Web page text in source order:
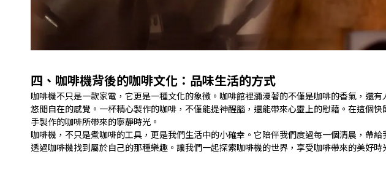
四、咖啡機背後的咖啡文化：品味生活的方式
咖啡機不只是一款家電，它更是一種文化的象徵。咖啡館裡瀰漫著的不僅是咖啡的香氣，還
悠閒自在的感覺。一杯精心製作的咖啡，不僅能提神醒腦，還能帶來心靈上的慰藉。在這個
手製作的咖啡所帶來的寧靜時光。
咖啡機，不只是煮咖啡的工具，更是我們生活中的小確幸。它陪伴我們度過每一個清晨，帶
透過咖啡機找到屬於自己的那種樂趣。讓我們一起探索咖啡機的世界，享受咖啡帶來的美好時